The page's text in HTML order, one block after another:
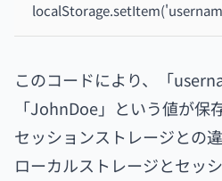
このコードにより、「
「JohnDoe」という値が保
セッションストレージとの
ローカルストレージとセッ